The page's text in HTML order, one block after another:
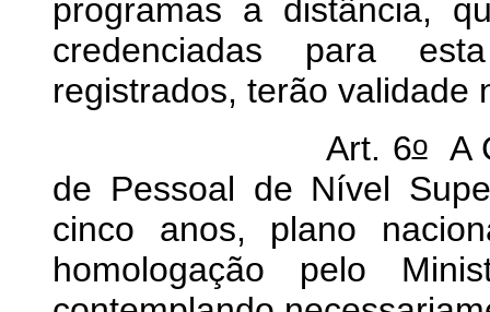
programas a distância,
credenciadas para
registrados, terão validade
Art. 6oA
de Pessoal de Nível
cinco anos, plano
homologação pelo